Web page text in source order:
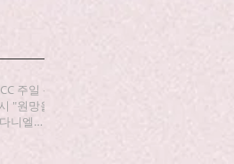
주일 온
"원망을
니엘